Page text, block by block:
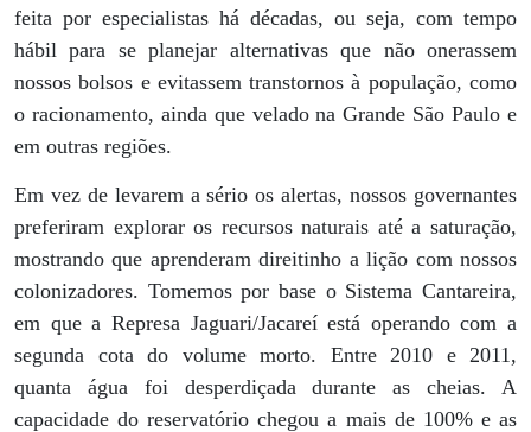
feita por especialistas há décadas, ou seja, com tempo
hábil para se planejar alternativas que não onerassem
nossos bolsos e evitassem transtornos à população, como
o racionamento, ainda que velado na Grande São Paulo e
em outras regiões.
Em vez de levarem a sério os alertas, nossos governantes
preferiram explorar os recursos naturais até a saturação,
mostrando que aprenderam direitinho a lição com nossos
colonizadores. Tomemos por base o Sistema Cantareira,
em que a Represa Jaguari/Jacareí está operando com a
segunda cota do volume morto. Entre 2010 e 2011,
quanta água foi desperdiçada durante as cheias. A
capacidade do reservatório chegou a mais de 100% e as